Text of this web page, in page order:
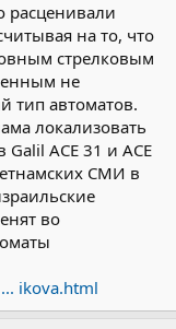
расценивали
на то, что
стрелковым
не
тип автоматов.
локализовать
ACE 31 и ACE
СМИ в
во
ikova.html